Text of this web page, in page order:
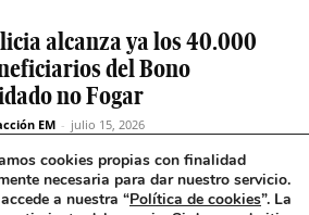
alcanza ya los 40.000
del Bono
no Fogar
EM - julio 15, 2026
García destaca el
cookies propias con finalidad
necesaria para dar nuestro servicio.
a nuestra “Política de cookies”. La